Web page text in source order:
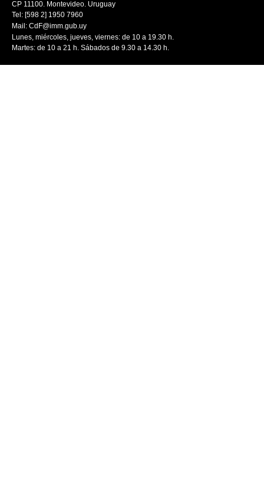
CP 11100. Montevideo. Uruguay
Tel: [598 2] 1950 7960
Mail: CdF@imm.gub.uy
Lunes, miércoles, jueves, viernes: de 10 a 19.30 h.
Martes: de 10 a 21 h. Sábados de 9.30 a 14.30 h.